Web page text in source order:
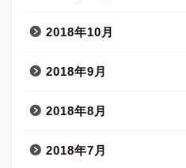
2018年10月
2018年9月
2018年8月
2018年7月